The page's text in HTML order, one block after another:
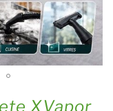
XVapor